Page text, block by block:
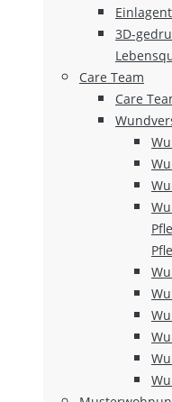
3D-
Care Team
Care